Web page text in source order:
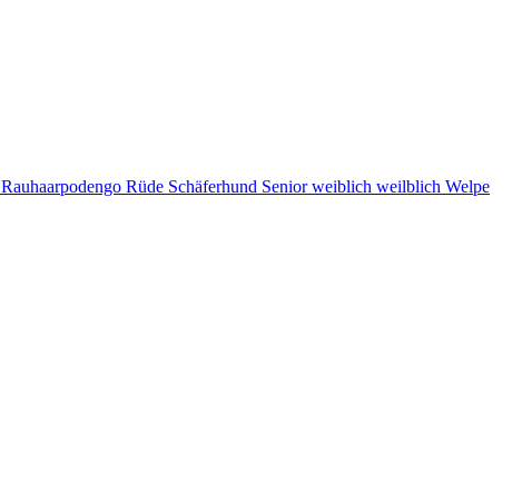
Rauhaarpodengo Rüde Schäferhund Seniorweiblich weilblich Welpe